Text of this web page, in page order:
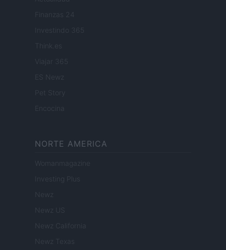
Finanzas 24
Investindo 365
Think.es
Viajar 365
ES Newz
Encocina
NORTE AMERICA
Womanmagazine
Investing Plus
Newz
Newz US
Newz California
Newz Texas